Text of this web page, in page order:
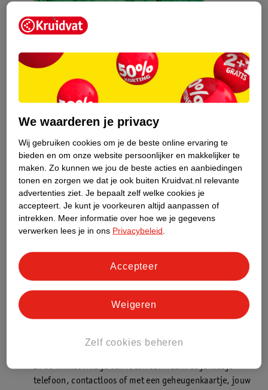
Kruidvat is een erkend specialist in
zelfzorg, ook online. Wat je
gezondheidsvraag ook is, stel hem aan
Stel je gezondheidsvraag
Ook in deze winkel
Kruidvat.nl ophaalpunt
Laat je bestelling snel en gemakkelijk bezorgen in de
Kruidvat is een gecertificeerd drogist. Dit betekent dat je
In de winkel vind je een fotokiosk waarmee je met je
telefoon, contactloos of met een geheugenkaartje, jouw
We waarderen je privacy
Wij gebruiken cookies om je de beste online ervaring te
bieden en om onze website persoonlijker en makkelijker te
maken. Zo kunnen we jou de beste acties en aanbiedingen
tonen en zorgen we dat je ook buiten Kruidvat.nl relevante
advertenties ziet. Je bepaalt zelf welke cookies je
accepteert. Je kunt je voorkeuren altijd aanpassen of
intrekken.
Meer informatie over hoe we je gegevens
verwerken lees je in ons Privacybeleid
Zelf cookies beheren
Weigeren
Accepteer